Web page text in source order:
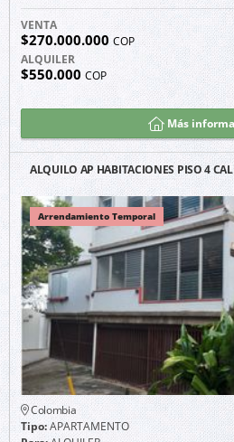
VENTA
$270.000.000 COP
ALQUILER
$550.000 COP
Más
ALQUILO AP HABITACIONES PISO 4
Arrendamiento Temporal
Colombia
Tipo:APARTAMENTO